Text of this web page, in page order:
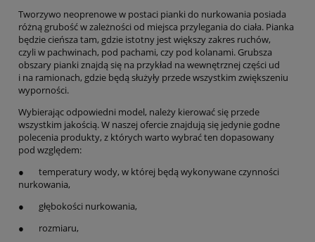
Tworzywo neoprenowe w postaci pianki do nurkowania posiada
różną grubość w zależności od miejsca przylegania do ciała. Pianka
będzie cieńsza tam, gdzie istotny jest większy zakres ruchów,
czyli w pachwinach, pod pachami, czy pod kolanami. Grubsza
obszary pianki znajdą się na przykład na wewnętrznej części ud
i na ramionach, gdzie będą służyły przede wszystkim zwiększeniu
wyporności.
Wybierając odpowiedni model, należy kierować się przede
wszystkim jakością. W naszej ofercie znajdują się jedynie godne
polecenia produkty, z których warto wybrać ten dopasowany
pod względem:
● temperatury wody, w której będą wykonywane czynności
nurkowania,
● głębokości nurkowania,
● rozmiaru,